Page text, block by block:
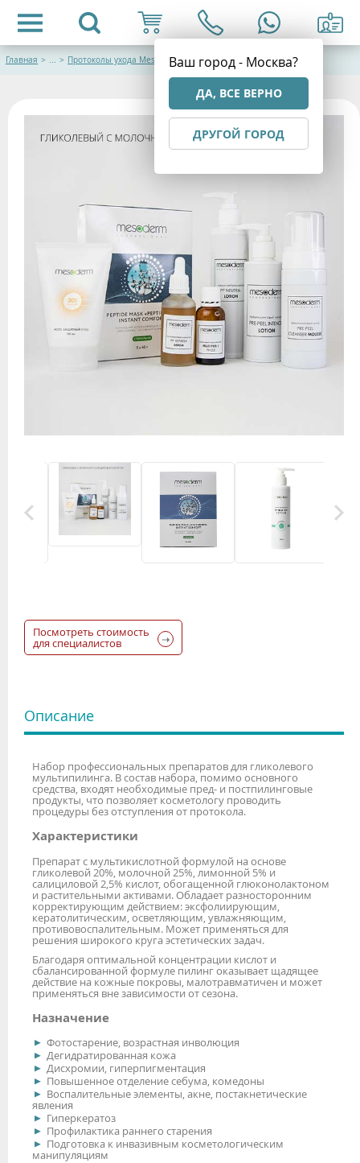
Ваш город - Москва?
ДА, ВСЕ ВЕРНО
ДРУГОЙ ГОРОД
Главная > ... > Протоколы ухода Mesoderm
Посмотреть стоимость
для специалистов
Описание
Набор профессиональных препаратов для гликолевого
мультипилинга. В состав набора, помимо основного
средства, входят необходимые пред- и постпилинговые
продукты, что позволяет косметологу проводить
процедуры без отступления от протокола.
Характеристики
Препарат с мультикислотной формулой на основе
гликолевой 20%, молочной 25%, лимонной 5% и
салициловой 2,5% кислот, обогащенной глюконолактоном
и растительными активами. Обладает разносторонним
корректирующим действием: эксфолиирующим,
кератолитическим, осветляющим, увлажняющим,
противовоспалительным. Может применяться для
решения широкого круга эстетических задач.
Благодаря оптимальной концентрации кислот и
сбалансированной формуле пилинг оказывает щадящее
действие на кожные покровы, малотравматичен и может
применяться вне зависимости от сезона.
Назначение
Фотостарение, возрастная инволюция
Дегидратированная кожа
Дисхромии, гиперпигментация
Повышенное отделение себума, комедоны
Воспалительные элементы, акне, постакнетические
явления
Гиперкератоз
Профилактика раннего старения
Подготовка к инвазивным косметологическим
манипуляциям